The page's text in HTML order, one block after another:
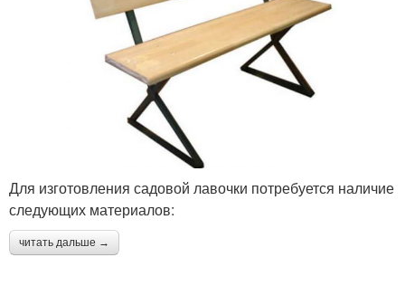
Для изготовления садовой лавочки потребуется наличие
следующих материалов:
читать дальше →